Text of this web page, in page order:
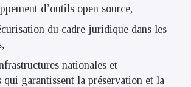
d’outils open source,
du cadre juridique dans les
nationales et
qui garantissent la préservation et la